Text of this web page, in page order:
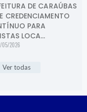
DE CARAÚBAS
CREDENCIAMENTO
PARA
LOCA...
05/2026
Ver todas